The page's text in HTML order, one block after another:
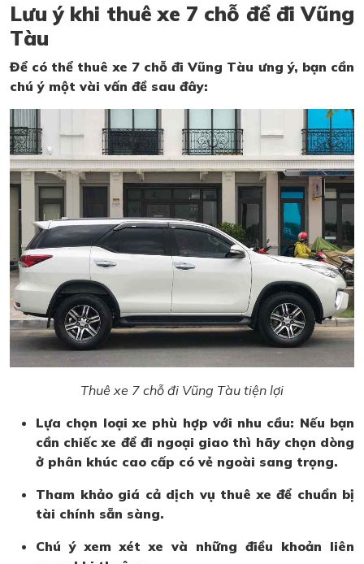
Lưu ý khi thuê xe 7 chỗ để đi Vũng
Tàu
Để có thể thuê xe 7 chỗ đi Vũng Tàu ưng ý, bạn cần
chú ý một vài vấn đề sau đây:
Thuê xe 7 chỗ đi Vũng Tàu tiện lợi
Lựa chọn loại xe phù hợp với nhu cầu: Nếu bạn
cần chiếc xe để đi ngoại giao thì hãy chọn dòng
ở phân khúc cao cấp có vẻ ngoài sang trọng.
Tham khảo giá cả dịch vụ thuê xe để chuẩn bị
tài chính sẵn sàng.
Chú ý xem xét xe và những điều khoản liên